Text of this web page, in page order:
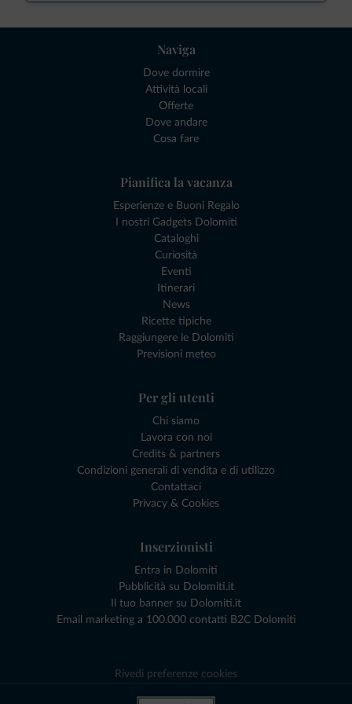
Naviga
Dove dormire
Attività locali
Offerte
Dove andare
Cosa fare
Pianifica la vacanza
Esperienze e Buoni Regalo
I nostri Gadgets Dolomiti
Cataloghi
Curiosità
Eventi
Itinerari
News
Ricette tipiche
Raggiungere le Dolomiti
Previsioni meteo
Per gli utenti
Chi siamo
Lavora con noi
Credits & partners
Condizioni generali di vendita e di utilizzo
Contattaci
Privacy & Cookies
Inserzionisti
Entra in Dolomiti
Pubblicità su Dolomiti.it
Il tuo banner su Dolomiti.it
Email marketing a 100.000 contatti B2C Dolomiti
Rivedi preferenze cookies